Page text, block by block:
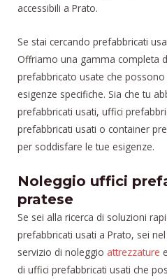
accessibili a Prato.
Se stai cercando prefabbricati
Offriamo una gamma completa
prefabbricato usate che
esigenze specifiche. Sia che tu
prefabbricati usati, uffici
prefabbricati usati o container
per soddisfare le tue esigenze.
Noleggio uffici
pratese
Se sei alla ricerca di soluzioni
prefabbricati usati a Prato, sei
servizio di noleggio attrezzature
di uffici prefabbricati usati che